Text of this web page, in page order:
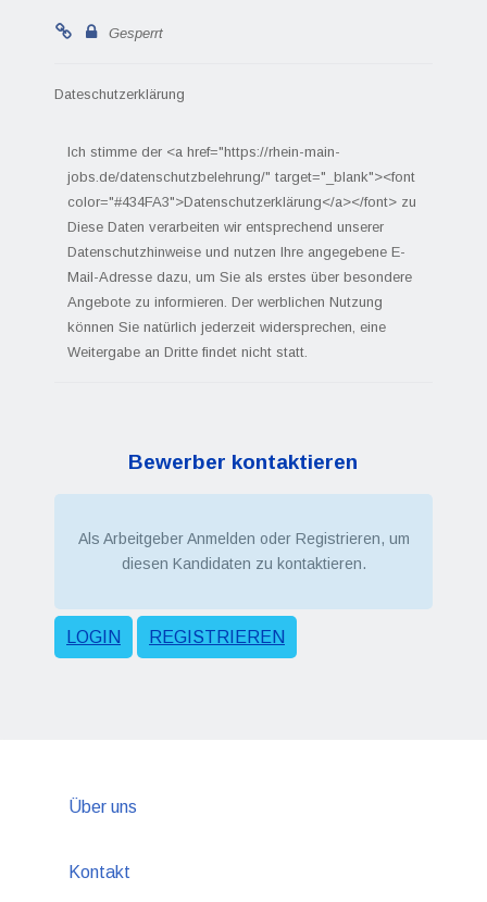
Gesperrt
Dateschutzerklärung
Ich stimme der <a href="https://rhein-main-
jobs.de/datenschutzbelehrung/" target="_blank"><font
color="#434FA3">Datenschutzerklärung</a></font> zu
Diese Daten verarbeiten wir entsprechend unserer
Datenschutzhinweise und nutzen Ihre angegebene E-
Mail-Adresse dazu, um Sie als erstes über besondere
Angebote zu informieren. Der werblichen Nutzung
können Sie natürlich jederzeit widersprechen, eine
Weitergabe an Dritte findet nicht statt.
Bewerber kontaktieren
Als Arbeitgeber Anmelden oder Registrieren, um
diesen Kandidaten zu kontaktieren.
LOGIN REGISTRIEREN
Über uns
Kontakt